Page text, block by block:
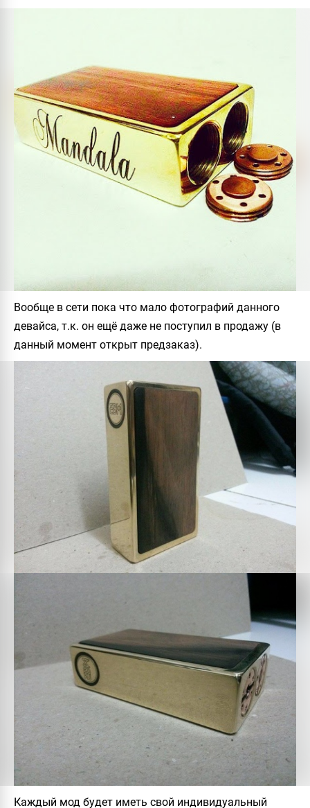
Вообще в сети пока что мало фотографий данного
девайса, т.к. он ещё даже не поступил в продажу (в
данный момент открыт предзаказ).
Каждый мод будет иметь свой индивидуальный